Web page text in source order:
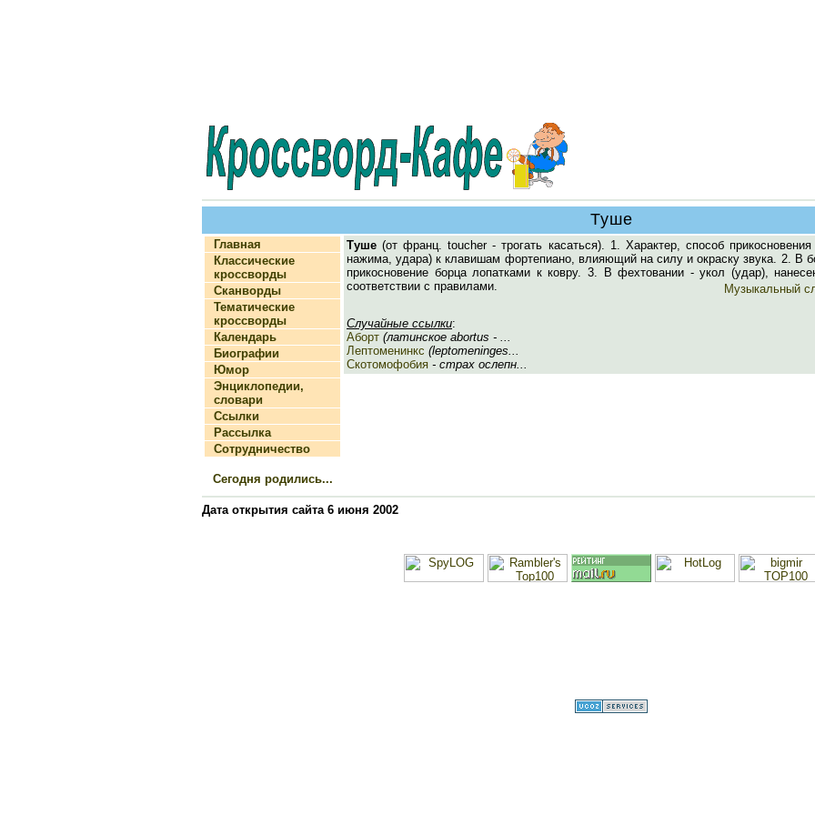
Туше
Главная
Классические
кроссворды
Сканворды
Тематические
кроссворды
Календарь
Биографии
Юмор
Энциклопедии,
словари
Ссылки
Рассылка
Сотрудничество
Сегодня родились...
Туше (от франц. toucher - трогать касаться). 1. Характер, способ прикосновения
нажима, удара) к клавишам фортепиано, влияющий на силу и окраску звука. 2. В
прикосновение борца лопатками к ковру. 3. В фехтовании - укол (удар),
соответствии с правилами.
Музыкальный
Случайные ссылки:
Аборт (латинское abortus - ...
Лептоменинкс (leptomeninges...
Скотомофобия - страх ослепн...
Дата открытия сайта 6 июня 2002